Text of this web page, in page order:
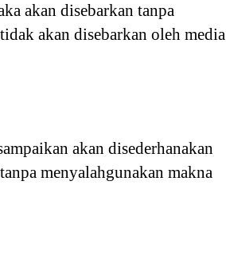
akan disebarkan tanpa
akan disebarkan oleh media
akan disederhanakan
menyalahgunakan makna